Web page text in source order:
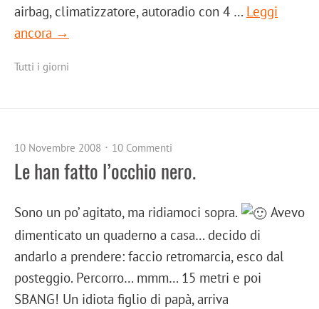
airbag, climatizzatore, autoradio con 4 … Leggi
ancora →
Tutti i giorni
10 Novembre 2008 10 Commenti
Le han fatto l’occhio nero.
Sono un po’ agitato, ma ridiamoci sopra.
Avevo
dimenticato un quaderno a casa… decido di
andarlo a prendere: faccio retromarcia, esco dal
posteggio. Percorro… mmm… 15 metri e poi
SBANG! Un idiota figlio di papà, arriva